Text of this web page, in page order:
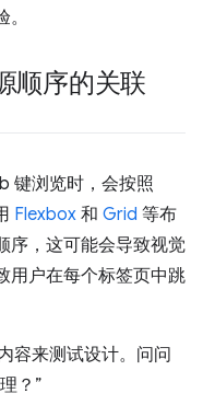
顺序的关联
键浏览时，会按照
Flexbox 和 Grid 等布
序，这可能会导致视觉
用户在每个标签页中跳
容来测试设计。问问
？”